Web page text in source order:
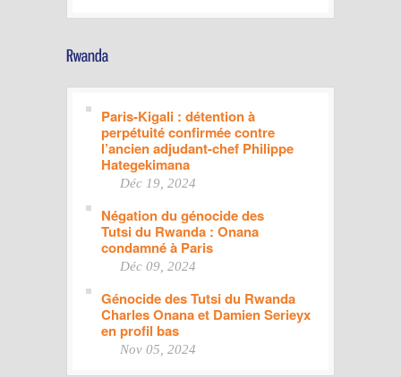
Paris-Kigali : détention à
perpétuité confirmée contre
l’ancien adjudant-chef Philippe
Hategekimana
Déc 19, 2024
Négation du génocide des
Tutsi du Rwanda : Onana
condamné à Paris
Déc 09, 2024
Génocide des Tutsi du Rwanda
Charles Onana et Damien Serieyx
en profil bas
Nov 05, 2024